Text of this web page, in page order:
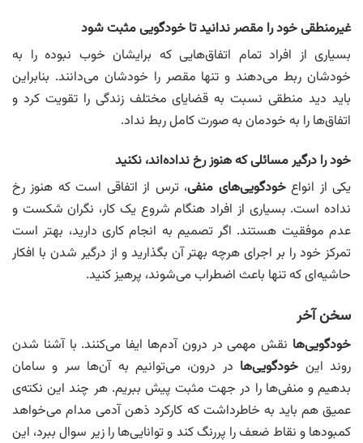
غیرمنطقی خود را مقصر ندانید تا خودگویی مثبت شود
بسیاری از افراد تمام اتفاق‌هایی که برایشان خوب نبوده را به
خودشان ربط می‌دهند و تنها مقصر را خودشان می‌دانند. بنابراین
باید دید منطقی نسبت به قضایای مختلف زندگی را تقویت کرد و
اتفاق‌ها را به خودمان به صورت کامل ربط نداد.
خود را درگیر مسائلی که هنوز رخ نداده‌اند، نکنید
یکی از انواعخودگویی‌های منفی، ترس از اتفاقی است که هنوز رخ
نداده است. بسیاری از افراد هنگام شروع یک کار، نگران شکست و
عدم موفقیت هستند. اگر تصمیم به انجام کاری دارید، بهتر است
تمرکز خود را بر اجرای هرچه بهتر آن بگذارید و از درگیر شدن با افکار
حاشیه‌ای که تنها باعث اضطراب می‌شوند، پرهیز کنید.
سخن آخر
خودگویی‌ها نقش مهمی در درون آدم‌ها ایفا می‌کنند. با آشنا شدن
روند این خودگویی‌ها در درون، می‌توانیم به آن‌ها سر و سامان
بدهیم و منفی‌ها را در جهت مثبت پیش ببریم. هر چند این نکته‌ی
عمیق هم باید به خاطرداشت که کارکرد ذهن آدمی مدام می‌خواهد
کمبودها و نقاط ضعف را پررنگ کند و توانایی‌ها را زیر سوال ببرد، این